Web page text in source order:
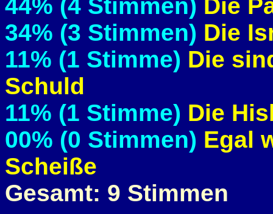
44% (4 Stimmen) Die
34% (3 Stimmen) Die
11% (1 Stimme) Die
Schuld
11% (1 Stimme) Die
00% (0 Stimmen) Egal
Scheiße
Gesamt: 9 Stimmen